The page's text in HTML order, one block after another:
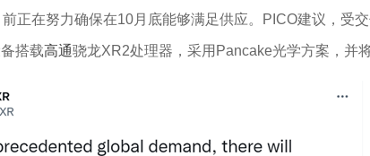
正在努力确保在10月底能够满足供应。PICO建议，受
搭载高通骁龙XR2处理器，采用Pancake光学方案，并